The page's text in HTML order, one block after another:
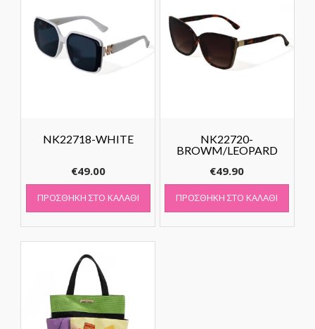
NK22718-WHITE
€49.00
ΠΡΟΣΘΉΚΗ ΣΤΟ ΚΑΛΆΘΙ
NK22720-
BROWM/LEOPARD
€49.90
ΠΡΟΣΘΉΚΗ ΣΤΟ ΚΑΛΆΘΙ